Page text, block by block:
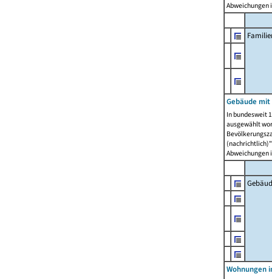
Abweichungen
Gebäude
In bundesweit
ausgewählt
Abweichungen
Wohnungen